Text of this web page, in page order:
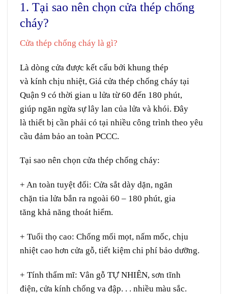
1. Tại sao nên chọn cửa thép chống
cháy?
Cửa thép chống cháy là gì?
Là dòng cửa được kết cấu bởi khung thép
và kính chịu nhiệt, Giá cửa thép chống cháy tại
Quận 9 có thời gian u lửa từ 60 đến 180 phút,
giúp ngăn ngừa sựlây lan của lửa và khói. Đây
là thiết bị cần phải có tại nhiều công trình theo yêu
cầu đảm bảo an toàn PCCC.
Tại sao nên chọn cửa thép chống cháy:
+ An toàn tuyệt đối: Cửa sắt dày dặn, ngăn
chặn tia lửa bắn ra ngoài 60 – 180 phút, gia
tăng khả năng thoát hiểm.
+ Tuổi thọ cao: Chống mối mọt, nấm mốc, chịu
nhiệt cao hơn cửa gỗ, tiết kiệm chi phí bảo dưỡng.
+ Tính thẩm mĩ: Vân gỗ TỰ NHIÊN, sơn tĩnh
điện, cửa kính chống va đập. . . nhiều màu sắc.